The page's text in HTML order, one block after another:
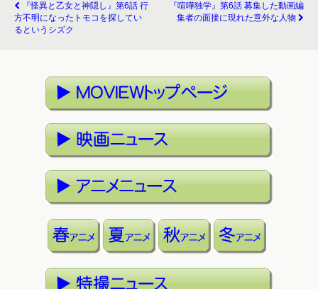
『怪異と乙女と神隠し』第6話 行
方不明になったトモコを探してい
るというシズク
『喧嘩独学』第6話 募集した動画編
集者の面接に現れた意外な人物